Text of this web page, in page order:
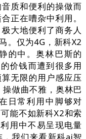
质和便利的操做而
正在嘈杂中利用。
大地便利了商务人
。仅为4G，新科X2
的中。奥林巴斯的
价钱而遭到很多用
无限的用户感应压
做曲不雅，奥林巴
日常利用中脚够对
能不如新科X2和索
用中不易呈现电量